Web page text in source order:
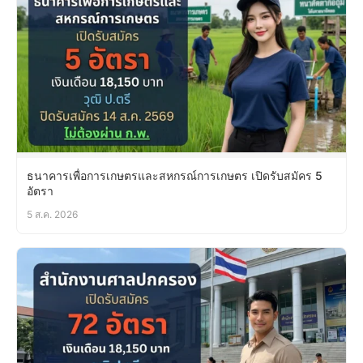
ธนาคารเพื่อการเกษตรและสหกรณ์การเกษตร เปิดรับสมัคร 5
อัตรา
5 ส.ค. 2026